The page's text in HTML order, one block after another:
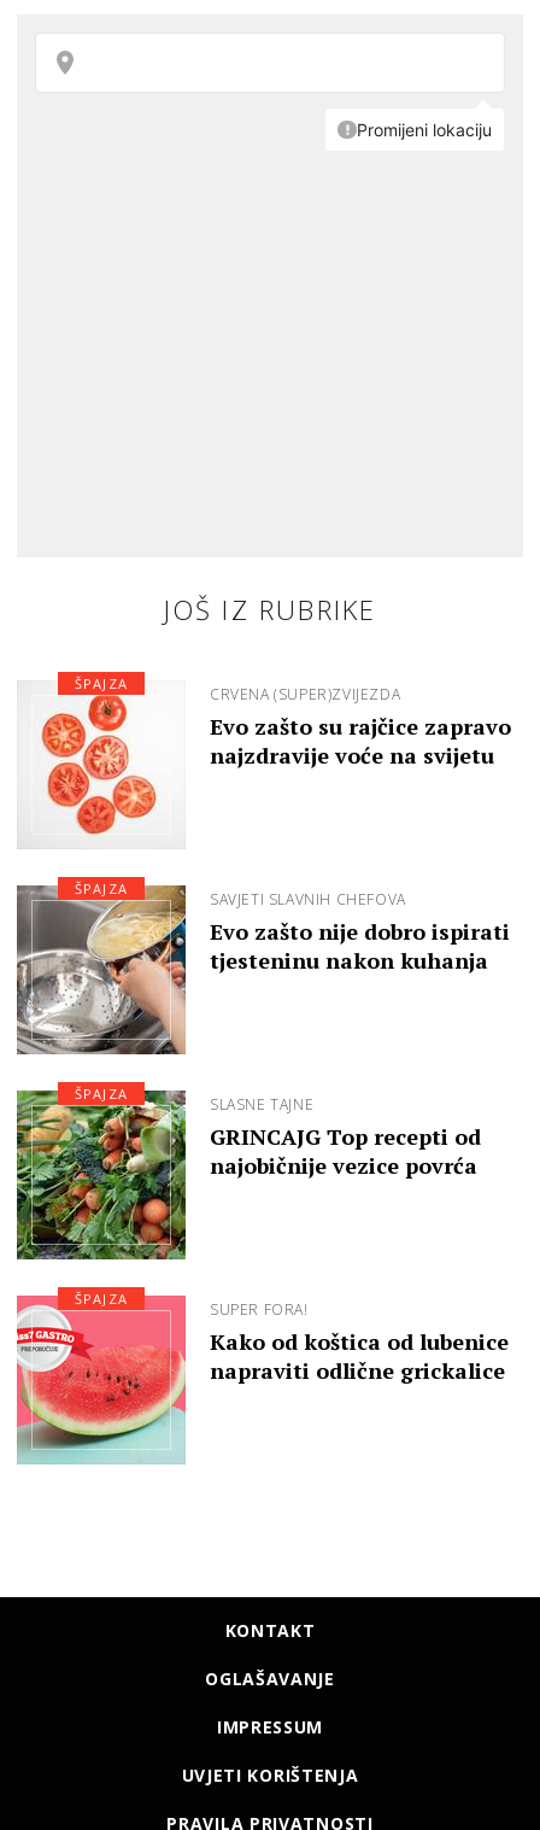
JOŠ IZ RUBRIKE
CRVENA (SUPER)ZVIJEZDA
Evo zašto su rajčice zapravo
najzdravije voće na svijetu
ŠPAJZA
SAVJETI SLAVNIH CHEFOVA
Evo zašto nije dobro ispirati
tjesteninu nakon kuhanja
ŠPAJZA
SLASNE TAJNE
GRINCAJG Top recepti od
najobičnije vezice povrća
ŠPAJZA
SUPER FORA!
Kako od koštica od lubenice
napraviti odlične grickalice
ŠPAJZA
KONTAKT
OGLAŠAVANJE
IMPRESSUM
UVJETI KORIŠTENJA
PRAVILA PRIVATNOSTI